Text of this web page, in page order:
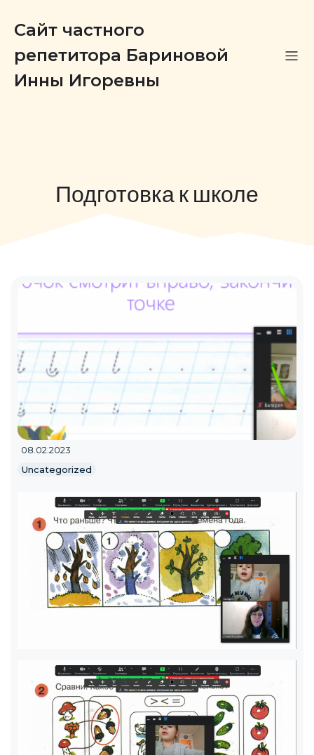
Сайт частного
репетитора Бариновой
Инны Игоревны
Подготовка к школе
08.02.2023
Uncategorized